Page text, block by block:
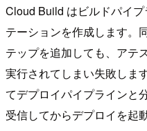
Cloud Build はビルドパイ
テーションを作成します。
テップを追加しても、アテ
実行されてしまい失敗しま
てデプロイパイプラインと
受信してからデプロイを起